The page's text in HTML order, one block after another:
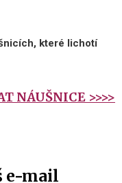
které lichotí
NÁUŠNICE >>>>
e-mail